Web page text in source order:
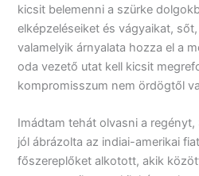
kicsit belemenni a szürke
elképzeléseiket és vágyaikat,
valamelyik árnyalata hozza el a
oda vezető utat kell kicsit
kompromisszum nem ördögtől
Imádtam tehát olvasni a
jól ábrázolta az indiai-amerikai
főszereplőket alkotott, akik